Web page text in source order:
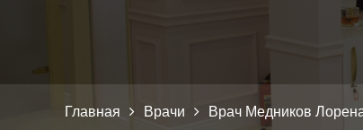
Главная Врачи Врач Медников